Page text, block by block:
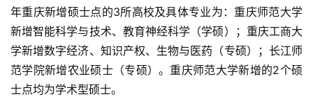
年重庆新增硕士点的3所高校及具体专业为：重庆师范大学
新增智能科学与技术、教育神经科学（学硕）；重庆工商大
学新增数字经济、知识产权、生物与医药（专硕）；长江师
范学院新增农业硕士（专硕）。重庆师范大学新增的2个硕
士点均为学术型硕士。